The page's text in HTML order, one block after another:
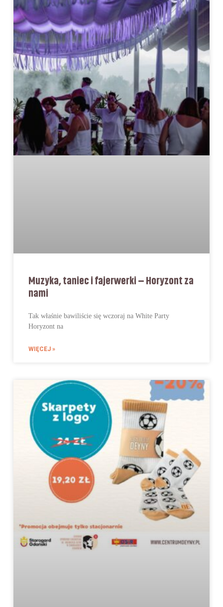
Muzyka, taniec i fajerwerki – Horyzont za
nami
Tak właśnie bawiliście się wczoraj na White Party
Horyzont na
WIĘCEJ »